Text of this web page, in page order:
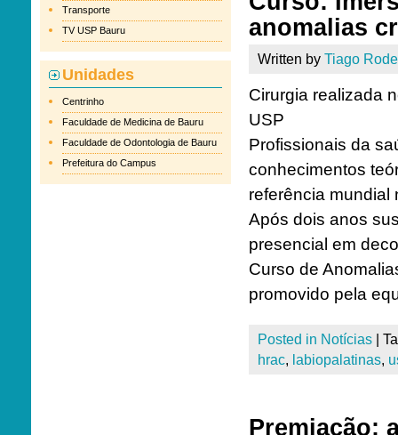
Transporte
TV USP Bauru
Unidades
Centrinho
Faculdade de Medicina de Bauru
Faculdade de Odontologia de Bauru
Prefeitura do Campus
anomalias
Written by Tiago
Cirurgia realizada
USP
Profissionais da
conhecimentos
referência mundial
Após dois anos
presencial em
Curso de
promovido pela
Posted in Notícias
hrac, labiopalatinas,
Premiação: